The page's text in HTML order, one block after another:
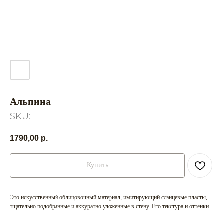
Альпина
SKU:
1790,00 р.
Купить
Это искусственный облицовочный материал, имитирующий сланцевые пласты,
тщательно подобранные и аккуратно уложенные в стену. Его текстура и оттенки